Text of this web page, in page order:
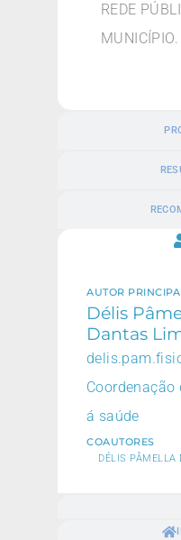
REDE
MUNICÍPIO.
AUTOR
Délis
Dantas
Coordenação
á saúde
COAUTORES
DÉLIS